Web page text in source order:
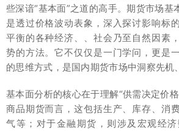
些深谙“基本面”之道的高手。期货市场基
是透过价格波动表象，深入探讨影响标
平衡的各种经济、、社会乃至自然因素
势的方法。它不仅仅是一门学问，更是
的思维方式，是国内期货市场中洞察先机
基本面分析的核心在于理解“供需决定价
商品期货而言，这包括生产、库存、消
气等；对于金融期货，则涉及宏观经